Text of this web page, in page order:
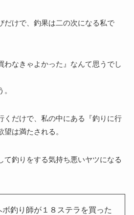
だけで、釣果は二の次になる私で
わなきゃよかった』なんて思うでし
くだけで、私の中にある『釣りに行
は満たされる。
て釣りをする気持ち悪いヤツになる
ボ釣り師が１８ステラを買った